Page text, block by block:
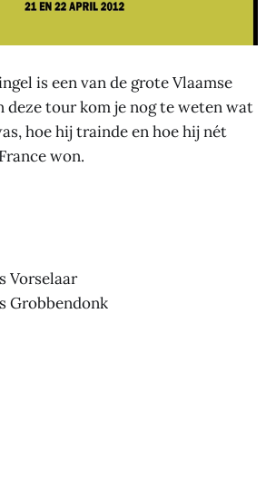
is een van de grote Vlaamse
deze tour kom je nog te weten wat
hoe hij trainde en hoe hij nét
won.
Vorselaar
Grobbendonk